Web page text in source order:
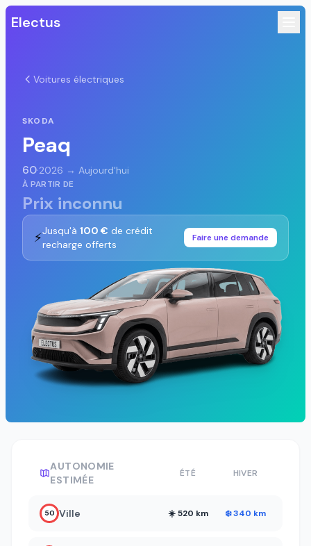
Electus
Voitures électriques
SKODA
Peaq
60·2026 → Aujourd'hui
À PARTIR DE
Prix inconnu
⚡Jusqu'à 100 € de crédit
recharge offerts
Faire une demande
AUTONOMIE
ESTIMÉE
ÉTÉ HIVER
50 Ville ☀️ 520 km ❄️ 340 km